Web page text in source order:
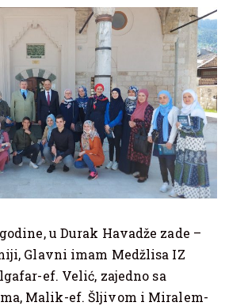
u Durak Havadže zade –
Glavni imam Medžlisa IZ
ef. Velić, zajedno sa
Malik-ef. Šljivom i Miralem-